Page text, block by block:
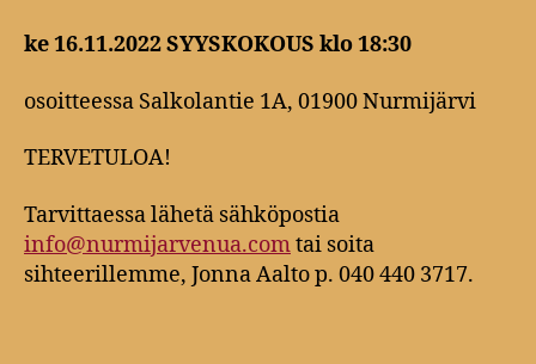
ke 16.11.2022 SYYSKOKOUS klo 18:30
osoitteessa Salkolantie 1A, 01900 Nurmijärvi
TERVETULOA!
Tarvittaessa lähetä sähköpostia
info@nurmijarvenua.comtai soita
sihteerillemme, Jonna Aalto p. 040 440 3717.